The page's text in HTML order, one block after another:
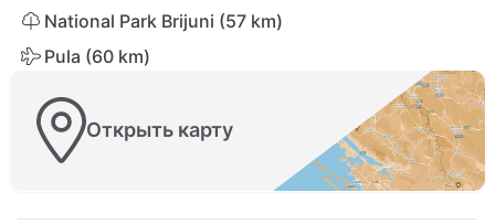
National Park Brijuni (57 km)
Pula (60 km)
Открыть карту